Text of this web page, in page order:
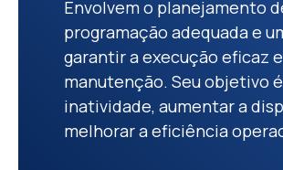
Envolvem o planejamento
programação adequada e
garantir a execução eficaz
manutenção. Seu objetivo
inatividade, aumentar a
melhorar a eficiência